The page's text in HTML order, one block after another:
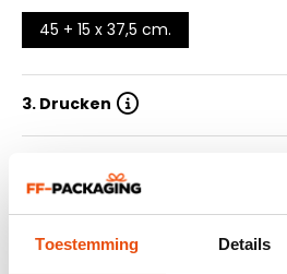
Toestemming Details
45 + 15 x 37,5 cm.
3. Drucken